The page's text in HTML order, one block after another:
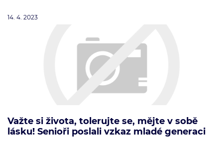
14. 4. 2023
Važte si života, tolerujte se, mějte v sobě
lásku! Senioři poslali vzkaz mladé generaci